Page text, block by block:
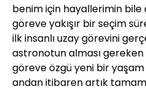
benim için hayallerimin bile
göreve yakışır bir seçim
ilk insanlı uzay görevini
astronotun alması
göreve özgü yeni bir
andan itibaren artık